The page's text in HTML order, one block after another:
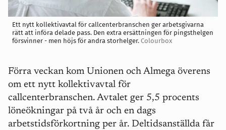
Ett nytt kollektivavtal för callcenterbranschen ger arbetsgivarna
rätt att införa delade pass. Den extra ersättningen för pingsthelgen
försvinner - men höjs för andra storhelger. Colourbox
Förra veckan kom Unionen och Almega överens
om ett nytt kollektivavtal för
callcenterbranschen. Avtalet ger 5,5 procents
löneökningar på två år och en dags
arbetstidsförkortning per år. Deltidsanställda får